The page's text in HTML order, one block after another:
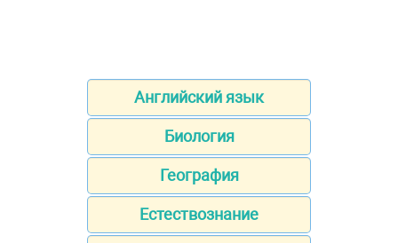
Английский язык
Биология
География
Естествознание